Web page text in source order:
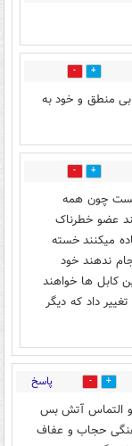
1
منطق و خود به
0
هست چون همه
عضو خطرناک
میکنند خسته
ندهند خود
کابل ها خواهند
داد که دیگر
4 پاسخ
التماس آتش بس
حجاب و عفاف